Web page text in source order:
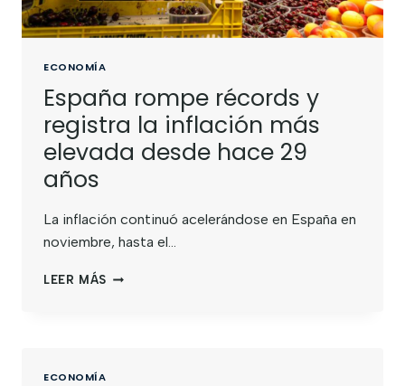
ECONOMÍA
España rompe récords y
registra la inflación más
elevada desde hace 29
años
La inflación continuó acelerándose en España en
noviembre, hasta el…
LEER MÁS
ECONOMÍA